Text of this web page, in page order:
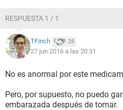
RESPUESTA 1 / 1
TFinch 28
27 jun 2016 a las 20:31
No es anormal por este
Pero, por supuesto, no puedo
embarazada después de tomar.